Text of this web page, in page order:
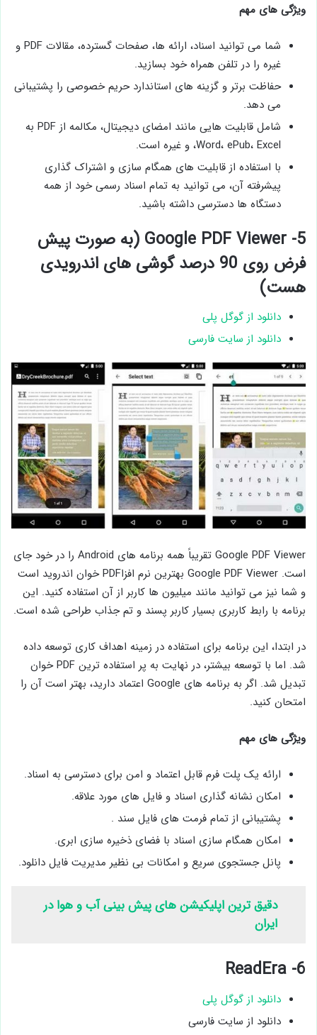
ویژگی های مهم
شما می توانید اسناد، ارائه ها، صفحات گسترده، مقالات PDF و
غیره را در تلفن همراه خود بسازید.
حفاظت برتر و گزینه های استاندارد حریم خصوصی را پشتیبانی
می دهد.
شامل قابلیت هایی مانند امضای دیجیتال، مکالمه از PDF به
Word، ePub، Excel، و غیره است.
با استفاده از قابلیت های همگام سازی و اشتراک گذاری
پیشرفته آن، می توانید به تمام اسناد رسمی خود از همه
دستگاه ها دسترسی داشته باشید.
5- Google PDF Viewer (به صورت پیش
فرض روی 90 درصد گوشی های اندرویدی
هست)
دانلود از گوگل پلی
دانلود از سایت فارسی
Google PDF Viewer تقریباً همه برنامه های Android را در خود جای
است. Google PDF Viewer بهترین نرم افزاPDF خوان اندروید است
و شما نیز می توانید مانند میلیون ها کاربر از آن استفاده کنید. این
برنامه با رابط کاربری بسیار کاربر پسند و تم جذاب طراحی شده است.
در ابتدا، این برنامه برای استفاده در زمینه اهداف کاری توسعه داده
شد. اما با توسعه بیشتر، در نهایت به پر استفاده ترین PDF خوان
تبدیل شد. اگر به برنامه ‌های Google اعتماد دارید، بهتر است آن را
امتحان کنید.
ویژگی های مهم
ارائه یک پلت فرم قابل اعتماد و امن برای دسترسی به اسناد.
امکان نشانه گذاری اسناد و فایل های مورد علاقه.
پشتیبانی از تمام فرمت های فایل سند .
امکان همگام سازی اسناد با فضای ذخیره سازی ابری.
پانل جستجوی سریع و امکانات بی نظیر مدیریت فایل دانلود.
دقیق ترین اپلیکیشن های پیش بینی آب و هوا در
ایران
6- ReadEra
دانلود از گوگل پلی
دانلود از سایت فارسی